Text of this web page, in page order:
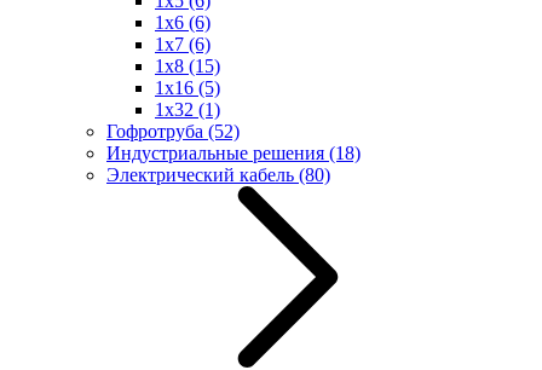
1x6 (6)
1x7 (6)
1x8 (15)
1x16 (5)
1x32 (1)
Гофротруба (52)
Индустриальные решения (18)
Электрический кабель (80)